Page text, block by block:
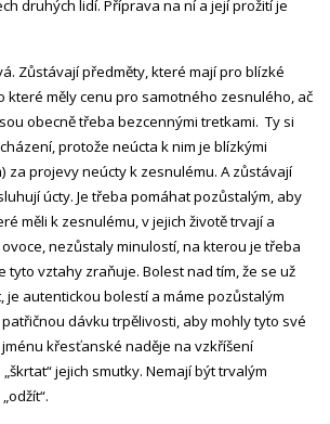
druhých lidí. Příprava na ní a její prožití je
Zůstávají předměty, které mají pro blízké
které měly cenu pro samotného zesnulého, ač
obecně třeba bezcennými tretkami. Ty si
protože neúcta k nim je blízkými
za projevy neúcty k zesnulému. A zůstávají
úcty. Je třeba pomáhat pozůstalým, aby
měli k zesnulému, v jejich životě trvají a
nezůstaly minulostí, na kterou je třeba
tyto vztahy zraňuje. Bolest nad tím, že se už
je autentickou bolestí a máme pozůstalým
dávku trpělivosti, aby mohly tyto své
křesťanské naděje na vzkříšení
jejich smutky. Nemají být trvalým